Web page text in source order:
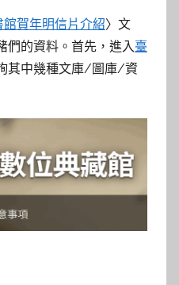
賀年明信片介紹〉文
們的資料。首先，進入臺
其中幾種文庫/圖庫/資